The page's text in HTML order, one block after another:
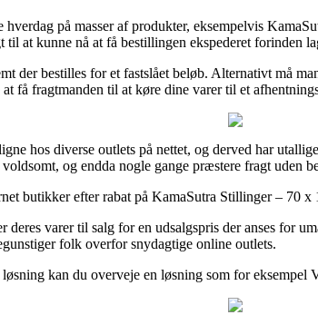
på masser af produkter, eksempelvis
at kunne nå at få bestillingen ekspederet forinden
der bestilles for et fastslået beløb. Alternativt må
få fragtmanden til at køre dine varer til et
hos diverse outlets på nettet, og derved har
og endda nogle gange præstere fragt uden
butikker efter rabat på KamaSutra Stillinger – 70
varer til salg for en udsalgspris der anses for
folk overfor snydagtige online outlets.
kan du overveje en løsning som for eksempel